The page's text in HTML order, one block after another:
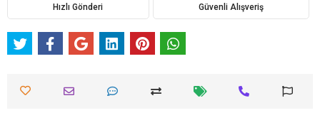
Hızlı Gönderi Güvenli Alışveriş